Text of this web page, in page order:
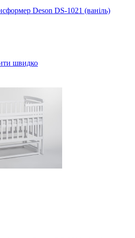
Deson DS-1021 (ваніль)
швидко